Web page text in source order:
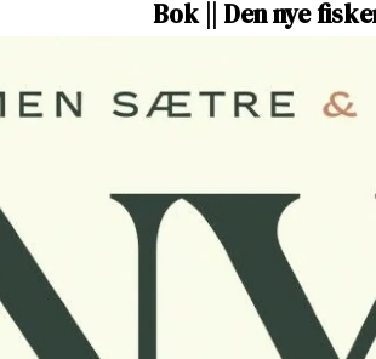
Bok || Den nye